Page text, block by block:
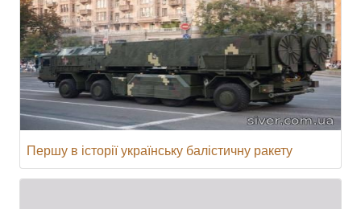
Першу в історії українську балістичну ракету